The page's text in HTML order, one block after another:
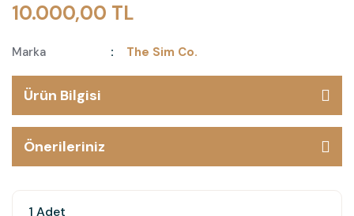
10.000,00 TL
Marka The Sim Co.
Ürün Bilgisi
Önerileriniz